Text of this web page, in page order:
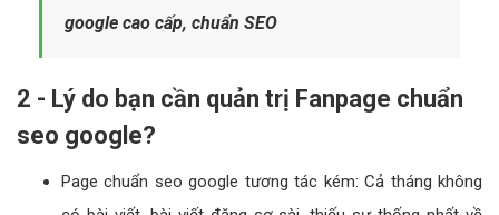
google cao cấp, chuẩn SEO
2 - Lý do bạn cần quản trị Fanpage chuẩn
seo google?
Page chuẩn seo google tương tác kém: Cả tháng không